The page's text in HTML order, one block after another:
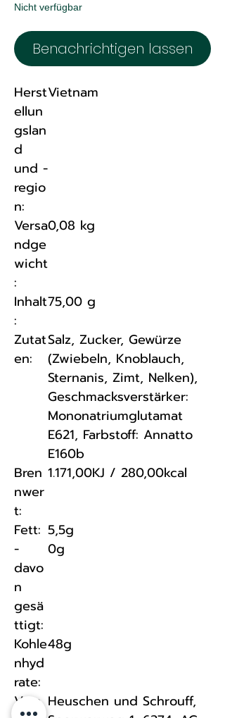
Nicht verfügbar
Benachrichtigen lassen
Herst
ellun
gslan
d
und -
regio
n:
Vietnam
Versa
ndge
wicht
:
0,08 kg
Inhalt
:
75,00 g
Zutat
en:
Salz, Zucker, Gewürze
(Zwiebeln, Knoblauch,
Sternanis, Zimt, Nelken),
Geschmacksverstärker:
Mononatriumglutamat
E621, Farbstoff: Annatto
E160b
Bren
nwer
t:
1.171,00KJ / 280,00kcal
Fett: 5,5g
-
davo
n
gesä
ttigt:
0g
Kohle
nhyd
rate:
48g
Vera Heuschen und Schrouff,